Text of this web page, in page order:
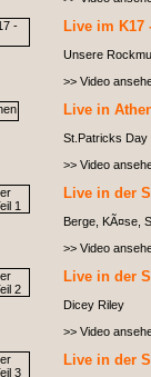
Live im K17
Unsere
>> Video
Live in
St.Patricks Day
>> Video
Live in der
Berge, KÃ¤se,
>> Video
Live in der
Dicey Riley
>> Video
Live in der